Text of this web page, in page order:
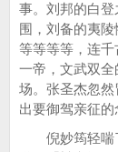
事。刘邦的白登
围，刘备的夷
等等等等，连千
一帝，文武双
场。张圣杰忽然
出要御驾亲征
倪妙筠轻喘了